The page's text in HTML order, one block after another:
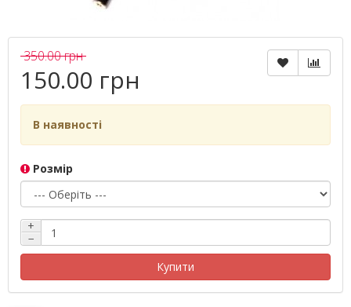
350.00 грн
150.00 грн
В наявності
Розмір
+
−
Купити